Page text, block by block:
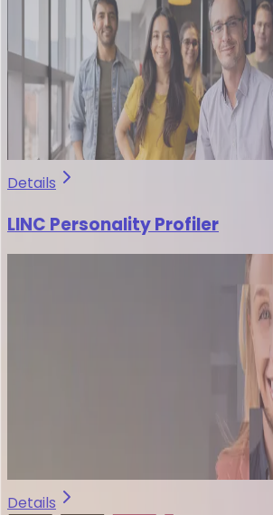
Details
LINC Personality Profiler
Details